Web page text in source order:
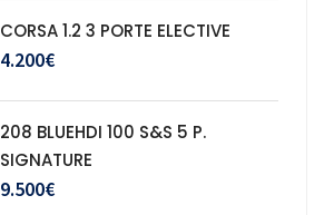
CORSA 1.2 3 PORTE ELECTIVE
4.200€
208 BLUEHDI 100 S&S 5 P.
SIGNATURE
9.500€